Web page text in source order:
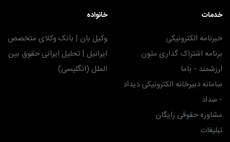
خدمات
خبرنامه الکترونیکی
برنامه اشتراک گذاری متون
ارزشمند - باما
سامانه دبیرخانه الکترونیکی دیداد
- سداد
مشاوره حقوقی رایگان
تبلیغات
خانواده
وکیل بان | بانک وکلای متخصص
ایرانیل | تحلیل ایرانی حقوق بین
الملل (انگلیسی)